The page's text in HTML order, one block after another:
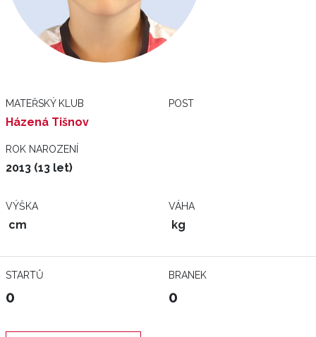
MATEŘSKÝ KLUB
Házená Tišnov
POST
ROK NAROZENÍ
2013 (13 let)
VÝŠKA
cm
VÁHA
kg
STARTŮ
0
BRANEK
0